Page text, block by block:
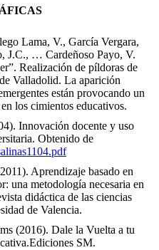
Lama, V., García Vergara,
J.C., … Cardeñoso Payo, V.
Realización de píldoras de
Valladolid. La aparición
están provocando un
los cimientos educativos.
Innovación docente y uso
Obtenido de
Aprendizaje basado en
una metodología necesaria en
didáctica de las ciencias
de Valencia.
(2016). Dale la Vuelta a tu
SM.